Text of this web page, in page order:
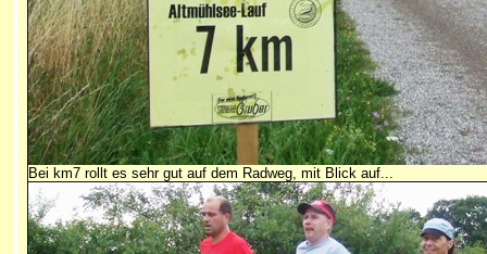
Bei km7 rollt es sehr gut auf dem Radweg, mit Blick auf...